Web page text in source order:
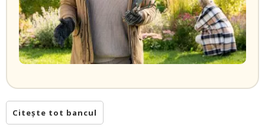
Citește tot bancul